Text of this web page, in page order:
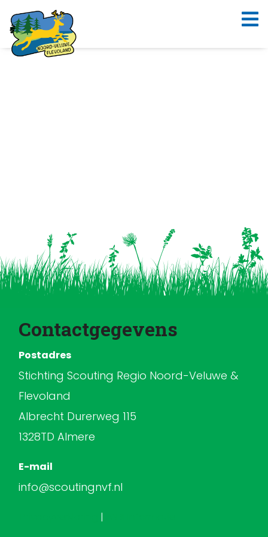
Contactgegevens
Postadres
Stichting Scouting Regio Noord-Veluwe &
Flevoland
Albrecht Durerweg 115
1328TD Almere
E-mail
info@scoutingnvf.nl
|